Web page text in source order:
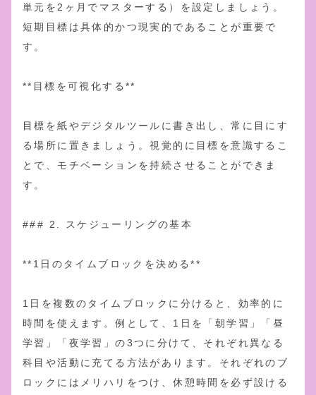
単元を2ヶ月でマスターする）を設定しましょう。
短期目標は具体的かつ現実的であることが重要で
す。
**目標を可視化する**
目標を紙やデジタルツールに書き出し、常に目にす
る場所に置きましょう。視覚的に目標を意識するこ
とで、モチベーションを持続させることができま
す。
### 2. スケジューリングの基本
**1日のタイムブロックを決める**
1日を複数のタイムブロックに分けると、効率的に
時間を使えます。例として、1日を「朝学習」「昼
学習」「夜学習」の3つに分けて、それぞれ異なる
科目や活動に充てる方法があります。それぞれのブ
ロックにはメリハリをつけ、休憩時間を必ず設ける